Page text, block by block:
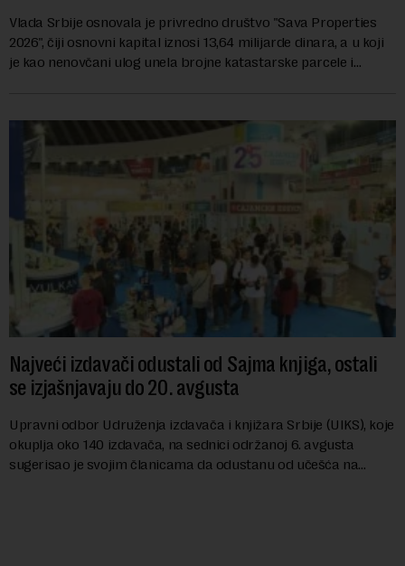
Vlada Srbije osnovala je privredno društvo "Sava Properties
2026", čiji osnovni kapital iznosi 13,64 milijarde dinara, a u koji
je kao nenovčani ulog unela brojne katastarske parcele i
Najveći izdavači odustali od Sajma knjiga, ostali
se izjašnjavaju do 20. avgusta
Upravni odbor Udruženja izdavača i knjižara Srbije (UIKS), koje
okuplja oko 140 izdavača, na sednici održanoj 6. avgusta
sugerisao je svojim članicama da odustanu od učešća na